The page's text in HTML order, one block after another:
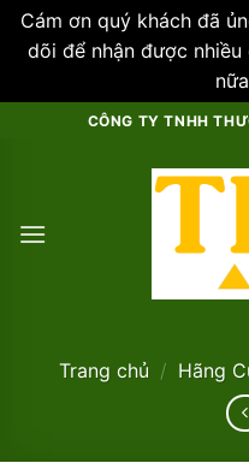
Cám ơn quý khách đã
dõi để nhận được
CÔNG TY TNHH
Trang chủ / Hãng